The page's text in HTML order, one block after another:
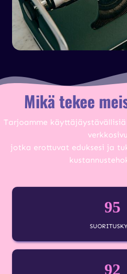
Mikä tekee
Tarjoamme
jotka erottuvat eduksesi ja
95
92